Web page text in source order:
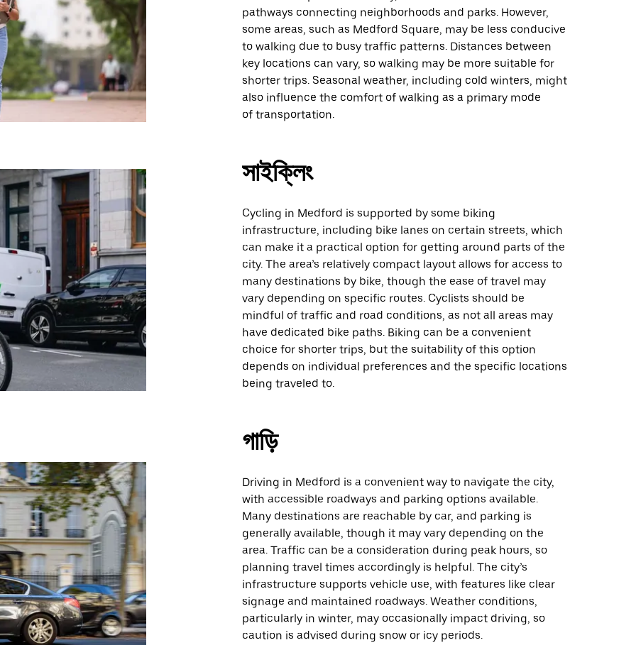
pathways connecting neighborhoods and parks. However,
some areas, such as Medford Square, may be less conducive
to walking due to busy traffic patterns. Distances between
key locations can vary, so walking may be more suitable for
shorter trips. Seasonal weather, including cold winters, might
also influence the comfort of walking as a primary mode
of transportation.
সাইক্লিং
Cycling in Medford is supported by some biking
infrastructure, including bike lanes on certain streets, which
can make it a practical option for getting around parts of the
city. The area’s relatively compact layout allows for access to
many destinations by bike, though the ease of travel may
vary depending on specific routes. Cyclists should be
mindful of traffic and road conditions, as not all areas may
have dedicated bike paths. Biking can be a convenient
choice for shorter trips, but the suitability of this option
depends on individual preferences and the specific locations
being traveled to.
গাড়ি
Driving in Medford is a convenient way to navigate the city,
with accessible roadways and parking options available.
Many destinations are reachable by car, and parking is
generally available, though it may vary depending on the
area. Traffic can be a consideration during peak hours, so
planning travel times accordingly is helpful. The city’s
infrastructure supports vehicle use, with features like clear
signage and maintained roadways. Weather conditions,
particularly in winter, may occasionally impact driving, so
caution is advised during snow or icy periods.